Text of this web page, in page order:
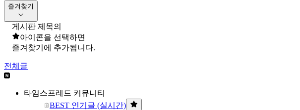
즐겨찾기
게시판 제목의
아이콘을 선택하면
즐겨찾기에 추가됩니다.
전체글
타임스프레드 커뮤니티
BEST 인기글 (실시간)